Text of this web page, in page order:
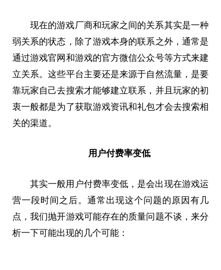
现在的游戏厂商和玩家之间的关系其实是一种
弱关系的状态，除了游戏本身的联系之外，通常是
通过游戏官网和游戏的官方微信公众号等方式来建
立关系。这些平台主要还是来源于自然流量，是要
靠玩家自己去搜索才能够建立联系，并且玩家的初
衷一般都是为了获取游戏资讯和礼包才会去搜索相
关的渠道。
用户付费率变低
其实一般用户付费率变低，是会出现在游戏运
营一段时间之后。通常出现这个问题的原因有几
点，我们抛开游戏可能存在的质量问题不谈，来分
析一下可能出现的几个可能：